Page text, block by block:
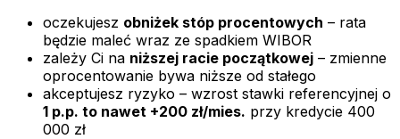
oczekujesz obniżek stóp procentowych – rata
będzie maleć wraz ze spadkiem WIBOR
zależy Ci na niższej racie początkowej – zmienne
oprocentowanie bywa niższe od stałego
akceptujesz ryzyko – wzrost stawki referencyjnej o
1 p.p. to nawet +200 zł/mies. przy kredycie 400
000 zł